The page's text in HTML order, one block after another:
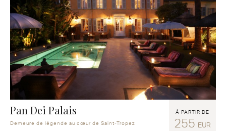
Pan Dei Palais
Demeure de légende au cœur de Saint-Tropez
À PARTIR DE
255 EUR